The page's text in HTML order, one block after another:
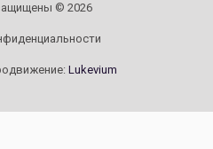
© 2026
Lukevium